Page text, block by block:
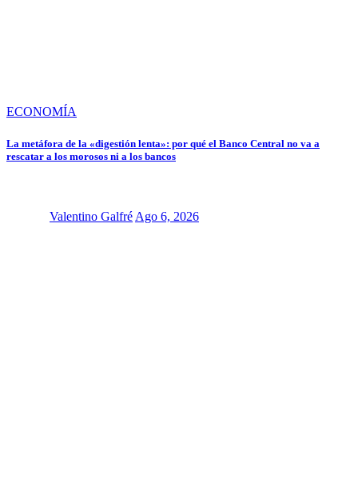
ECONOMÍA
La metáfora de la «digestión lenta»: por qué el Banco Central no va a
rescatar a los morosos ni a los bancos
Valentino Galfré Ago 6, 2026